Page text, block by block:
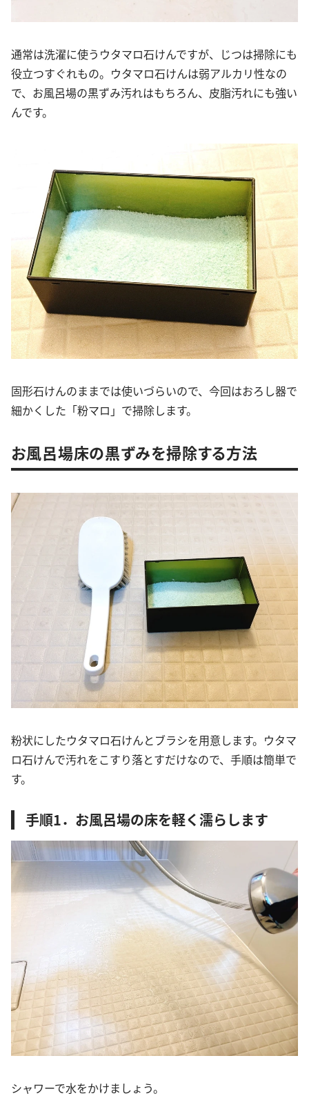
通常は洗濯に使うウタマロ石けんですが、じつは掃除にも
役立つすぐれもの。ウタマロ石けんは弱アルカリ性なの
で、お風呂場の黒ずみ汚れはもちろん、皮脂汚れにも強い
んです。
固形石けんのままでは使いづらいので、今回はおろし器で
細かくした「粉マロ」で掃除します。
お風呂場床の黒ずみを掃除する方法
粉状にしたウタマロ石けんとブラシを用意します。ウタマ
ロ石けんで汚れをこすり落とすだけなので、手順は簡単で
す。
手順1．お風呂場の床を軽く濡らします
シャワーで水をかけましょう。